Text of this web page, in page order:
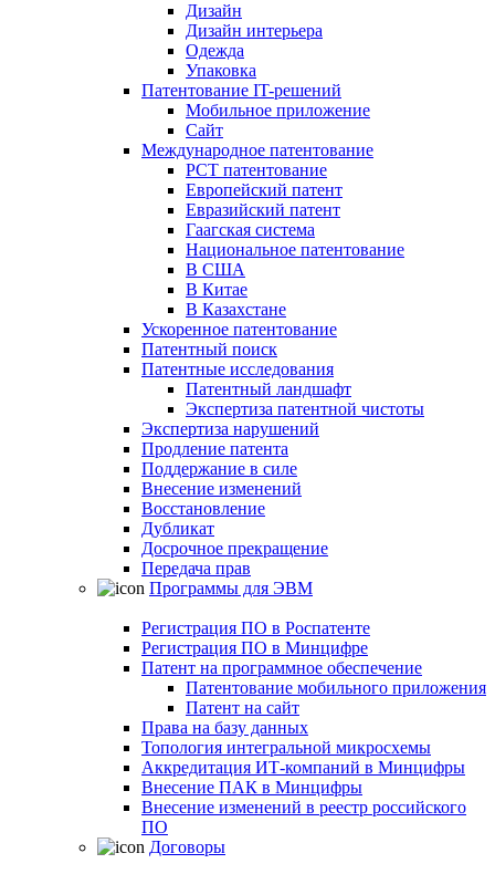
Дизайн
Дизайн интерьера
Одежда
Упаковка
Патентование IT-решений
Мобильное приложение
Сайт
Международное патентование
PCT патентование
Европейский патент
Евразийский патент
Гаагская система
Национальное патентование
В США
В Китае
В Казахстане
Ускоренное патентование
Патентный поиск
Патентные исследования
Патентный ландшафт
Экспертиза патентной чистоты
Экспертиза нарушений
Продление патента
Поддержание в силе
Внесение изменений
Восстановление
Дубликат
Досрочное прекращение
Передача прав
Программы для ЭВМ
Регистрация ПО в Роспатенте
Регистрация ПО в Минцифре
Патент на программное обеспечение
Патентование мобильного приложения
Патент на сайт
Права на базу данных
Топология интегральной микросхемы
Аккредитация ИТ-компаний в Минцифры
Внесение ПАК в Минцифры
Внесение изменений в реестр российского
ПО
Договоры